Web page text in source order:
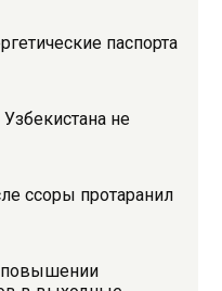
паспорта
не
ссоры протаранил
повышении